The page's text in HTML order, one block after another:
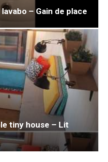
– Gain de place
tiny house – Lit